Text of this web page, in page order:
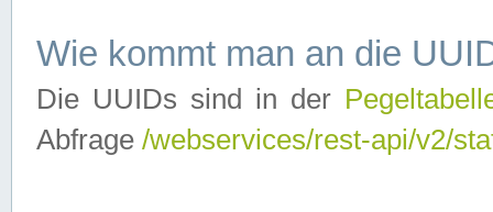
Wie kommt man an die
Die UUIDs sind in der
Abfrage /webservices/rest-api/v2/